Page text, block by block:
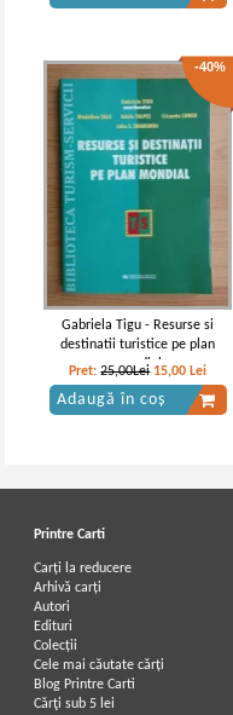
-40%
Gabriela Tigu - Resurse si
destinatii turistice pe plan
mondial
Pret:25,00Lei 15,00 Lei
Adaugă în coș
Printre Carti
Carți la reducere
Arhivă carți
Autori
Edituri
Colecții
Cele mai căutate cărți
Blog Printre Carti
Cărţi sub 5 lei